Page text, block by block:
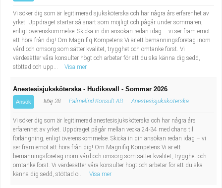
Vi söker dig som är legitimerad sjuksköterska och har några års erfarenhet av
yrket. Uppdraget startar så snart som möjligt och pågår under sommaren,
enligt överenskommelse. Skicka in din ansökan redan idag – vi ser fram emot
att höra från dig! Om Magnifiq Kompetens Vi är ett bemanningsföretag inom
vård och omsorg som sätter kvalitet, trygghet och omtanke först. Vi
värdesätter våra konsulter högt och arbetar för att du ska känna dig sedd,
stöttad och upp...
Visa mer
Anestesisjuksköterska - Hudiksvall - Sommar 2026
Ansök Maj 28 Palmelind Konsult AB Anestesisjuksköterska
Vi söker dig som är legitimerad anestesisjuksköterska och har några års
erfarenhet av yrket. Uppdraget pågår mellan vecka 24-34 med chans till
förlängning, enligt överenskommelse. Skicka in din ansökan redan idag – vi
ser fram emot att höra från dig! Om Magnifiq Kompetens Vi är ett
bemanningsföretag inom vård och omsorg som sätter kvalitet, trygghet och
omtanke först. Vi värdesätter våra konsulter högt och arbetar för att du ska
känna dig sedd, stöttad o...
Visa mer